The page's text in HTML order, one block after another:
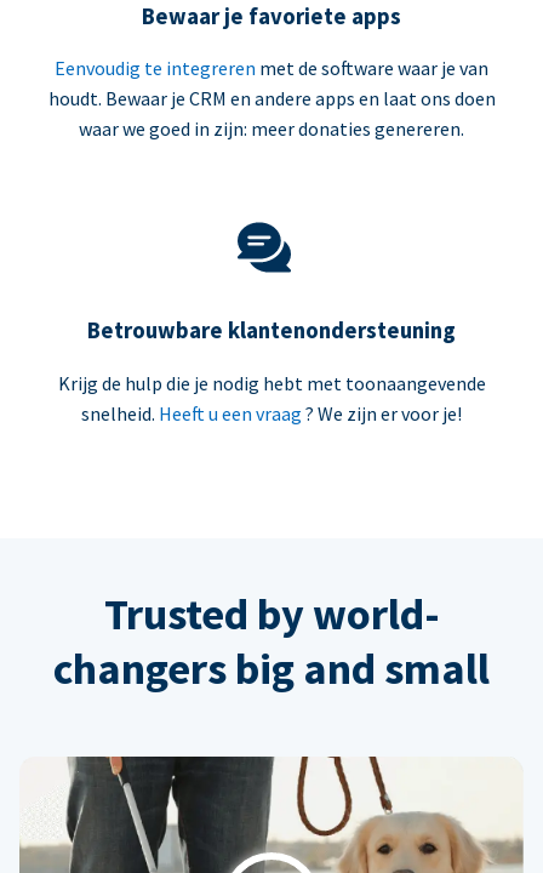
Bewaar je favoriete apps
Eenvoudig te integreren met de software waar je van
houdt. Bewaar je CRM en andere apps en laat ons doen
waar we goed in zijn: meer donaties genereren.
Betrouwbare klantenondersteuning
Krijg de hulp die je nodig hebt met toonaangevende
snelheid. Heeft u een vraag ? We zijn er voor je!
Trusted by world-
changers big and small